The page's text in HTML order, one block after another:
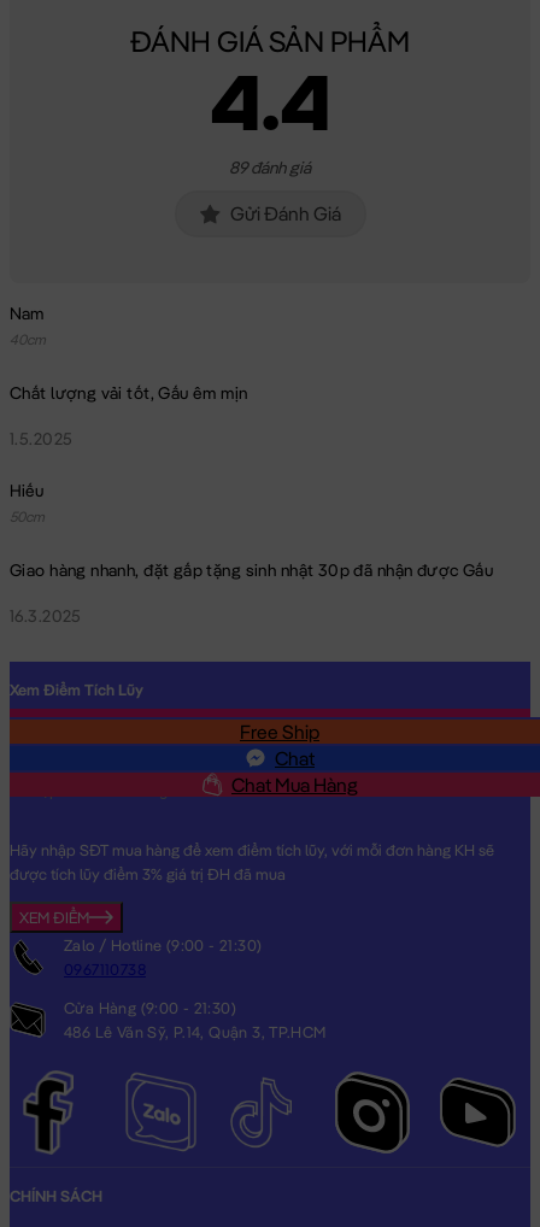
ĐÁNH GIÁ SẢN PHẨM
4.4
89 đánh giá
Gửi Đánh Giá
Nam
40cm
Chất lượng vải tốt, Gấu êm mịn
1.5.2025
Hiếu
50cm
Giao hàng nhanh, đặt gấp tặng sinh nhật 30p đã nhận được Gấu
16.3.2025
Free Ship
Chat
Chat Mua Hàng
Xem Điểm Tích Lũy
Hãy nhập SĐT mua hàng để xem điểm tích lũy, với mỗi đơn hàng KH sẽ
được tích lũy điểm 3% giá trị ĐH đã mua
XEM ĐIỂM
Zalo / Hotline (9:00 - 21:30)
0967110738
Cửa Hàng (9:00 - 21:30)
486 Lê Văn Sỹ, P.14, Quận 3, TP.HCM
CHÍNH SÁCH